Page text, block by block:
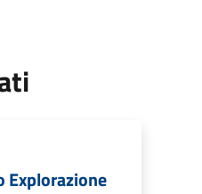
Explorazione